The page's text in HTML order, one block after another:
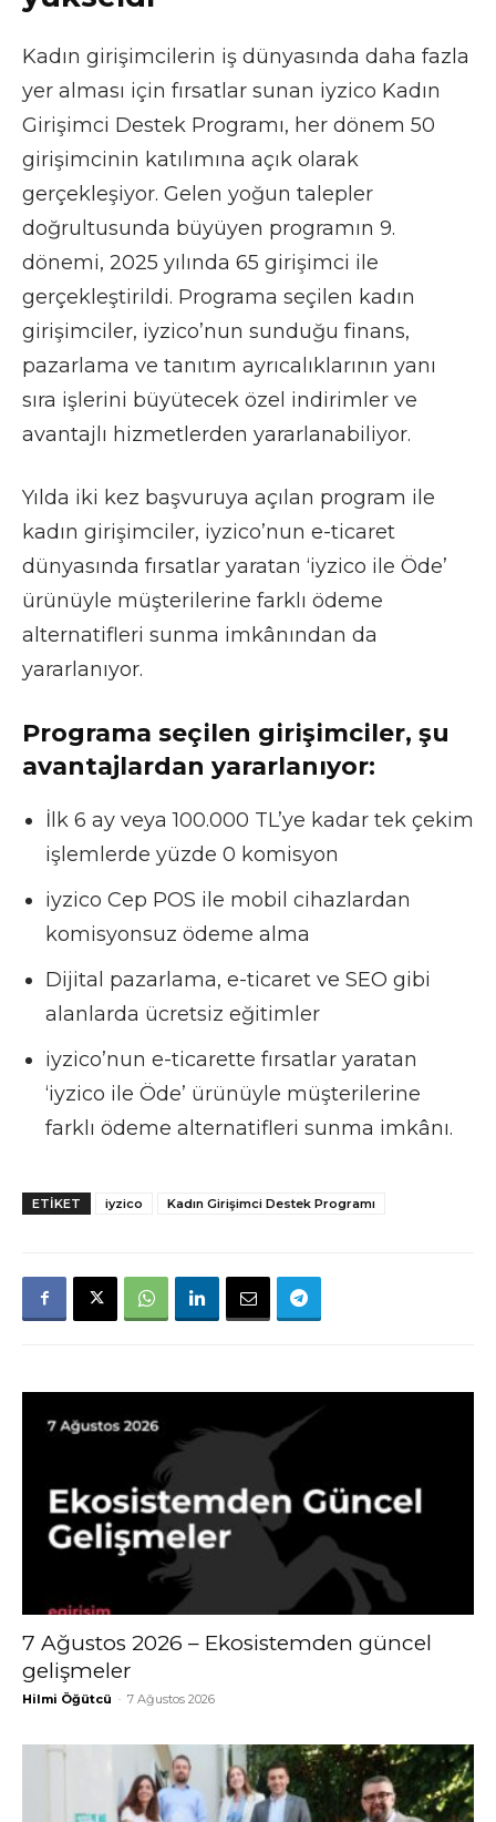
Kadın girişimcilerin iş dünyasında daha fazla
yer alması için fırsatlar sunan iyzico Kadın
Girişimci Destek Programı, her dönem 50
girişimcinin katılımına açık olarak
gerçekleşiyor. Gelen yoğun talepler
doğrultusunda büyüyen programın 9.
dönemi, 2025 yılında 65 girişimci ile
gerçekleştirildi. Programa seçilen kadın
girişimciler, iyzico’nun sunduğu finans,
pazarlama ve tanıtım ayrıcalıklarının yanı
sıra işlerini büyütecek özel indirimler ve
avantajlı hizmetlerden yararlanabiliyor.
Yılda iki kez başvuruya açılan program ile
kadın girişimciler, iyzico’nun e-ticaret
dünyasında fırsatlar yaratan ‘iyzico ile Öde’
ürünüyle müşterilerine farklı ödeme
alternatifleri sunma imkânından da
yararlanıyor.
Programa seçilen girişimciler, şu
avantajlardan yararlanıyor:
İlk 6 ay veya 100.000 TL’ye kadar tek çekim
işlemlerde yüzde 0 komisyon
iyzico Cep POS ile mobil cihazlardan
komisyonsuz ödeme alma
Dijital pazarlama, e-ticaret ve SEO gibi
alanlarda ücretsiz eğitimler
iyzico’nun e-ticarette fırsatlar yaratan
‘iyzico ile Öde’ ürünüyle müşterilerine
farklı ödeme alternatifleri sunma imkânı.
ETIKET iyzico Kadın Girişimci Destek Programı
7 Ağustos 2026 – Ekosistemden güncel
gelişmeler
Hilmi Öğütcü - 7 Ağustos 2026